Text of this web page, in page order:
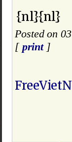
{nl}{nl}
Posted on
[ print]